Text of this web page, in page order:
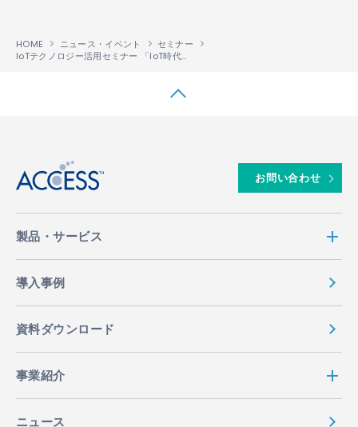
HOME ニュース・イベント
セミナー
IoTテクノロジー活用セミナー 「IoT時代の組込みUIは、HTMLで変わる！」
お問い合わせ
製品・サービス
導入事例
資料ダウンロード
事業紹介
ニュース